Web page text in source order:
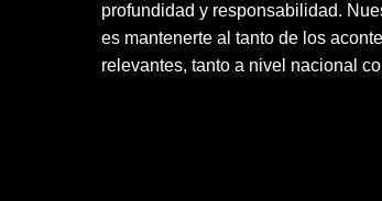
profundidad y responsabilidad.
es mantenerte al tanto de los
relevantes, tanto a nivel nacional